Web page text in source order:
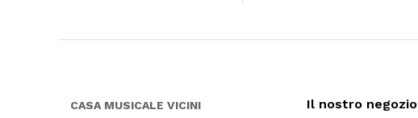
CASA MUSICALE VICINI Il nostro negozio